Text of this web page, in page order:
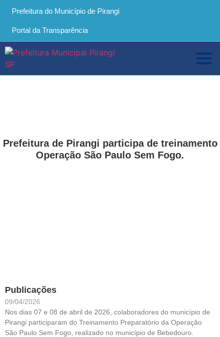
Prefeitura do Município de Pirangi
Portal da Transparência
Prefeitura de Pirangi participa de treinamento
Operação São Paulo Sem Fogo.
Publicações
09/04/2026
Nos dias 07 e 08 de abril de 2026, colaboradores do município de
Pirangi participaram do Treinamento Preparatório da Operação
São Paulo Sem Fogo, realizado no município de Bebedouro.